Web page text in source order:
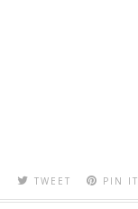
TWEET PIN IT